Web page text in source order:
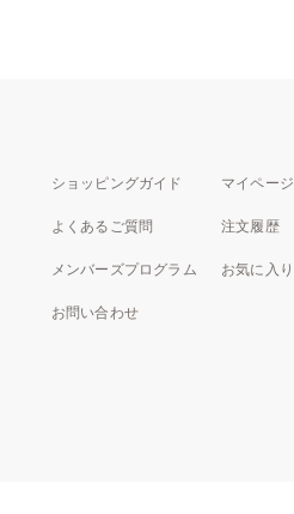
ショッピングガイド
よくあるご質問
メンバーズプログラム
お問い合わせ
マイページ
注文履歴
お気に入り